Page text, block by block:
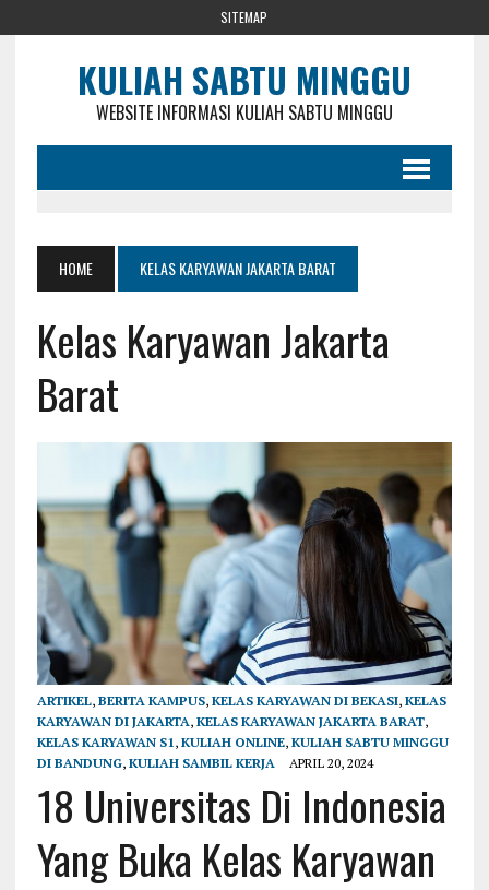
SITEMAP
KULIAH SABTU MINGGU
WEBSITE INFORMASI KULIAH SABTU MINGGU
HOME KELAS KARYAWAN JAKARTA BARAT
Kelas Karyawan Jakarta
Barat
ARTIKEL, BERITA KAMPUS, KELAS KARYAWAN DI BEKASI, KELAS
KARYAWAN DI JAKARTA, KELAS KARYAWAN JAKARTA BARAT,
KELAS KARYAWAN S1 , KULIAH ONLINE, KULIAH SABTU MINGGU
DI BANDUNG, KULIAH SAMBIL KERJA APRIL 20, 2024
18 Universitas Di Indonesia
Yang Buka Kelas Karyawan